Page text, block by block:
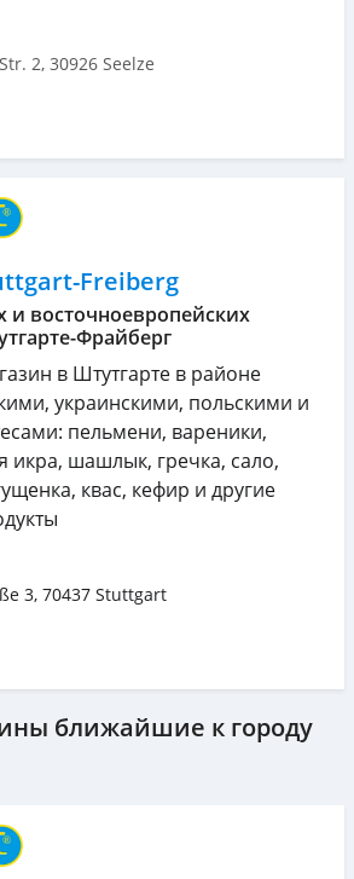
2, 30926 Seelze
Freiberg
и восточноевропейских
Фрайберг
в Штутгарте в районе
украинскими, польскими и
пельмени, вареники,
икра, шашлык, гречка, сало,
квас, кефир и другие
3, 70437 Stuttgart
ближайшие к городу